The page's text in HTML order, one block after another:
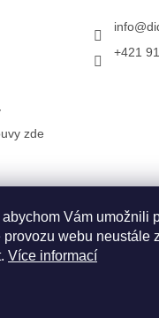
Vám umožnili
webu neustále
Více informací
zde
info@
+421